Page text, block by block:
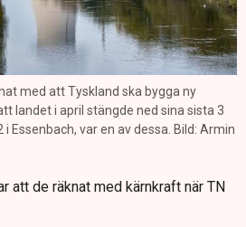
med att Tyskland ska bygga ny
landet i april stängde ned sina sista 3
Essenbach, var en av dessa. Bild: Armin
att de räknat med kärnkraft när TN